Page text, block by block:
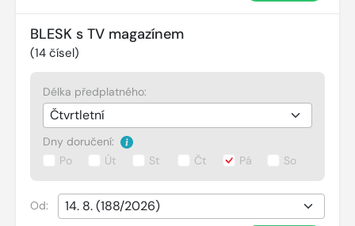
BLESK s TV magazínem
(14 čísel)
Délka předplatného:
Dny doručení:
Po
Út St Čt Pá So
Od: